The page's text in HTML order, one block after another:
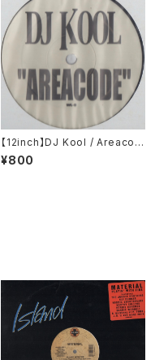
【12inch】DJ Kool / Areacod
e
¥800